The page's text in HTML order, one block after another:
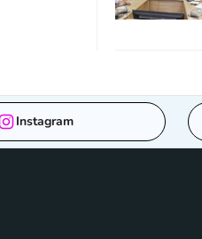
Instagram